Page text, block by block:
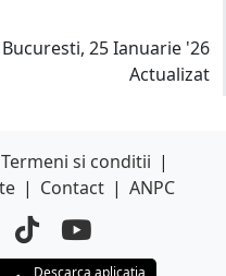
Bucuresti, 25 Ianuarie '26
Actualizat
Termeni si conditii |
| Contact | ANPC
Descarca aplicatia